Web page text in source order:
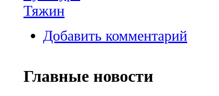
Тяжин
Добавить комментарий
Главные новости